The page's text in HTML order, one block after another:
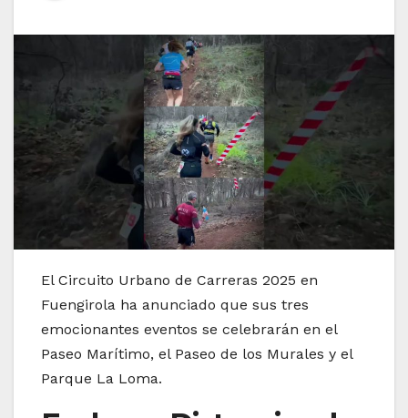
El Circuito Urbano de Carreras 2025 en
Fuengirola ha anunciado que sus tres
emocionantes eventos se celebrarán en el
Paseo Marítimo, el Paseo de los Murales y el
Parque La Loma.